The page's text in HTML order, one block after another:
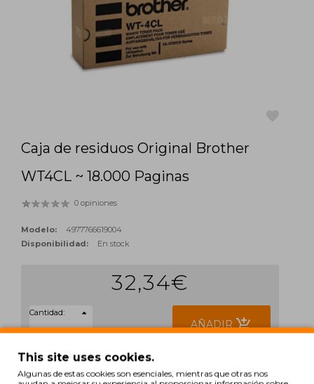
Caja de residuos Original Brother
WT4CL ~ 18.000 Paginas
0 opiniones
Modelo:
4977766619004
Disponibilidad:
En stock
32,34€
Cantidad:
AÑADIR add_shopping_cart
Sin IVA: 26,73€
ETIQUETAS:
This site uses cookies.
Algunas de estas cookies son esenciales, mientras que otras nos